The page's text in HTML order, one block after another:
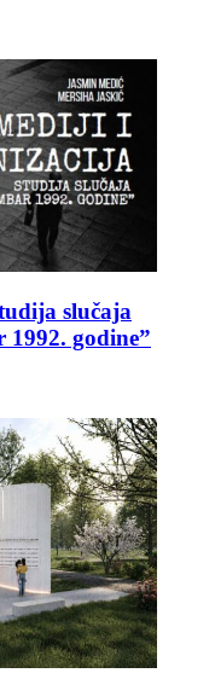
slučaja
1992. godine”